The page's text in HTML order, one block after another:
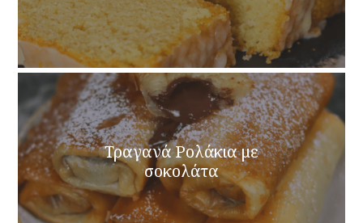
Τραγανά Ρολάκια με
σοκολάτα